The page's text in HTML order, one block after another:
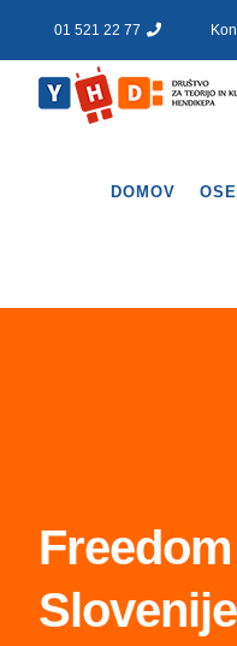
content
01 521 22 77
DOMOV
Slovenije